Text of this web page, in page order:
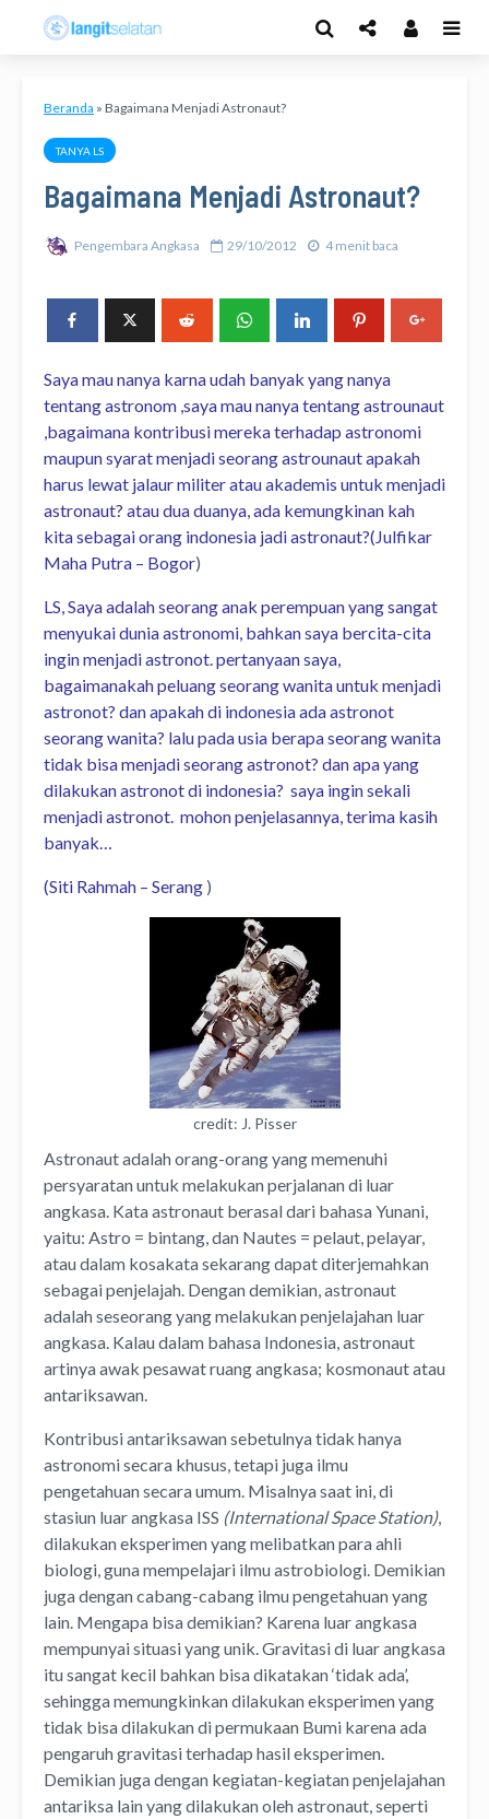
Beranda » Bagaimana Menjadi Astronaut?
TANYA LS
Bagaimana Menjadi Astronaut?
Pengembara Angkasa 29/10/2012 4 menit baca
Saya mau nanya karna udah banyak yang nanya
tentang astronom ,saya mau nanya tentang astrounaut
,bagaimana kontribusi mereka terhadap astronomi
maupun syarat menjadi seorang astrounaut apakah
harus lewat jalaur militer atau akademis untuk menjadi
astronaut? atau dua duanya, ada kemungkinan kah
kita sebagai orang indonesia jadi astronaut?(Julfikar
Maha Putra – Bogor)
LS, Saya adalah seorang anak perempuan yang sangat
menyukai dunia astronomi, bahkan saya bercita-cita
ingin menjadi astronot.pertanyaan saya,
bagaimanakah peluang seorang wanita untuk menjadi
astronot? dan apakah di indonesia ada astronot
seorang wanita? lalu pada usia berapa seorang wanita
tidak bisa menjadi seorang astronot? dan apa yang
dilakukan astronot di indonesia? saya ingin sekali
menjadi astronot. mohon penjelasannya, terima kasih
banyak…
(Siti Rahmah – Serang )
credit: J. Pisser
Astronaut adalah orang-orang yang memenuhi
persyaratan untuk melakukan perjalanan di luar
angkasa. Kata astronaut berasal dari bahasa Yunani,
yaitu: Astro = bintang, dan Nautes = pelaut, pelayar,
atau dalam kosakata sekarang dapat diterjemahkan
sebagai penjelajah. Dengan demikian, astronaut
adalah seseorang yang melakukan penjelajahan luar
angkasa. Kalau dalam bahasa Indonesia, astronaut
artinya awak pesawat ruang angkasa; kosmonaut atau
antariksawan.
Kontribusi antariksawan sebetulnya tidak hanya
astronomi secara khusus, tetapi juga ilmu
pengetahuan secara umum. Misalnya saat ini, di
stasiun luar angkasa ISS (International Space Station),
dilakukan eksperimen yang melibatkan para ahli
biologi, guna mempelajari ilmu astrobiologi. Demikian
juga dengan cabang-cabang ilmu pengetahuan yang
lain. Mengapa bisa demikian? Karena luar angkasa
mempunyai situasi yang unik. Gravitasi di luar angkasa
itu sangat kecil bahkan bisa dikatakan ‘tidak ada’,
sehingga memungkinkan dilakukan eksperimen yang
tidak bisa dilakukan di permukaan Bumi karena ada
pengaruh gravitasi terhadap hasil eksperimen.
Demikian juga dengan kegiatan-kegiatan penjelajahan
antariksa lain yang dilakukan oleh astronaut, seperti